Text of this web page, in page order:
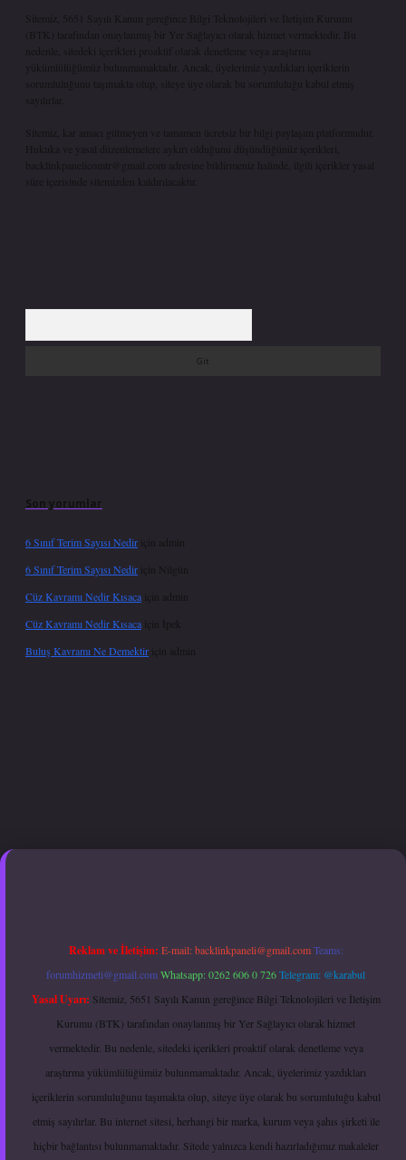
Sitemiz, 5651 Sayılı Kanun gereğince Bilgi Teknolojileri ve İletişim Kurumu
(BTK) tarafından onaylanmış bir Yer Sağlayıcı olarak hizmet vermektedir. Bu
nedenle, sitedeki içerikleri proaktif olarak denetleme veya araştırma
yükümlülüğümüz bulunmamaktadır. Ancak, üyelerimiz yazdıkları içeriklerin
sorumluluğunu taşımakta olup, siteye üye olarak bu sorumluluğu kabul etmiş
sayılırlar.
Sitemiz, kar amacı gütmeyen ve tamamen ücretsiz bir bilgi paylaşım platformudur.
Hukuka ve yasal düzenlemelere aykırı olduğunu düşündüğünüz içerikleri,
backlinkpanelicomtr@gmail.com
adresine bildirmeniz halinde, ilgili içerikler yasal
süre içerisinde sitemizden kaldırılacaktır.
Son yorumlar
6 Sınıf Terim Sayısı Nedir için
admin
6 Sınıf Terim Sayısı Nedir için Nilgün
Cüz Kavramı Nedir Kısaca için
admin
Cüz Kavramı Nedir Kısaca için İpek
Buluş Kavramı Ne Demektir için admin
giriş adresi güncellendibetexper.xyzhiltonbet güncel giriş
Reklam ve İletişim: E-mail:backlinkpaneli@gmail.com Teams:
forumhizmeti@gmail.comWhatsapp: 0262 606 0 726Telegram: @karabul
Yasal Uyarı: Sitemiz, 5651 Sayılı Kanun gereğince Bilgi Teknolojileri ve İletişim
Kurumu (BTK) tarafından onaylanmış bir Yer Sağlayıcı olarak hizmet
vermektedir. Bu nedenle, sitedeki içerikleri proaktif olarak denetleme veya
araştırma yükümlülüğümüz bulunmamaktadır. Ancak, üyelerimiz yazdıkları
içeriklerin sorumluluğunu taşımakta olup, siteye üye olarak bu sorumluluğu kabul
etmiş sayılırlar. Bu internet sitesi, herhangi bir marka, kurum veya şahıs şirketi ile
hiçbir bağlantısı bulunmamaktadır. Sitede yalnızca kendi hazırladığımız makaleler